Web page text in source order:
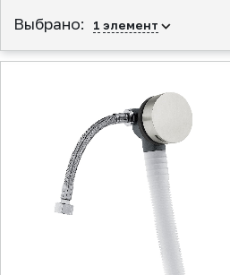
Выбрано: 1 элемент